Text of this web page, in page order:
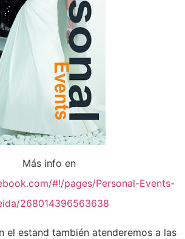
Más info en
#!/pages/Personal-Events-
268014396563638
el estand también atenderemos a las